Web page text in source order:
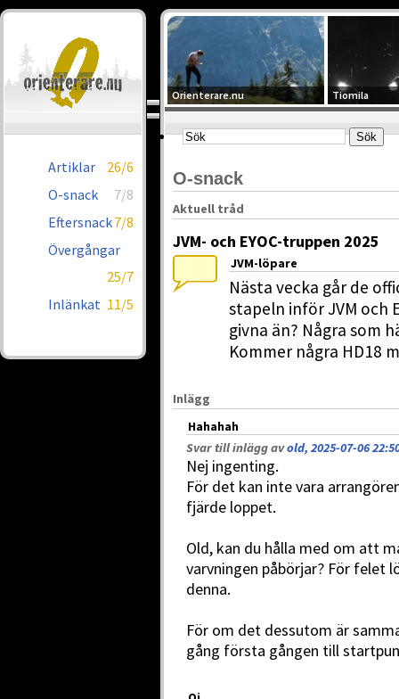
Artiklar
26/6
O-snack
7/8
Eftersnack7/8
Övergångar
25/7
Inlänkat 11/5
Orienterare.nu Tiomila
O-snack
Aktuell tråd
JVM- och EYOC-truppen 2025
JVM-löpare
Nästa vecka går de
stapeln inför JVM och
givna än? Några som
Kommer några HD18
Inlägg
Hahahah
Svar till inlägg avold, 2025-07-06
Nej ingenting.
För det kan inte vara
fjärde loppet.
Old, kan du hålla med om att
varvningen påbörjar? För felet
denna.
För om det dessutom är
gång första gången till